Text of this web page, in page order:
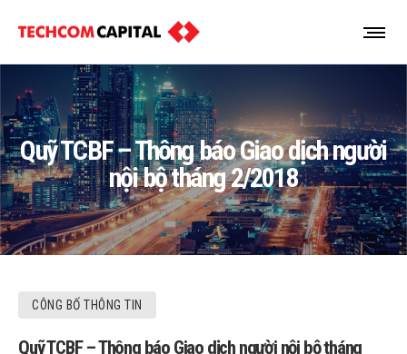
Quỹ TCBF – Thông báo Giao dịch người
nội bộ tháng 2/2018
CÔNG BỐ THÔNG TIN
Quỹ TCBF – Thông báo Giao dịch người nội bộ tháng